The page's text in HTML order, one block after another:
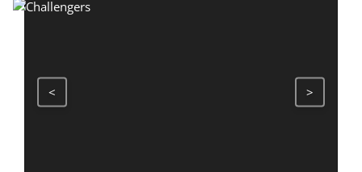
< >